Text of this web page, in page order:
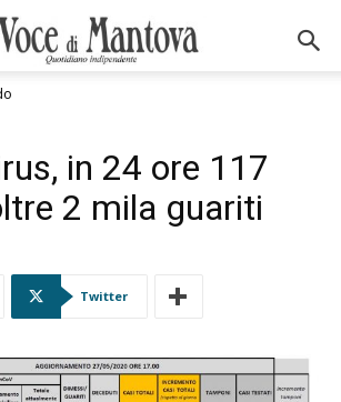
in 24 ore 117
2 mila guariti
Twitter